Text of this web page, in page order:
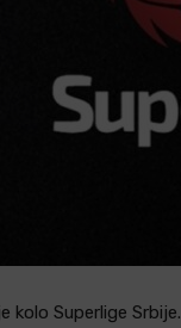
kolo Superlige Srbije.